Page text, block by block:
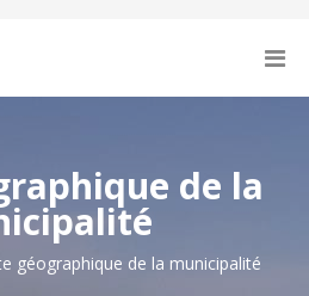
de la
géographique de la municipalité